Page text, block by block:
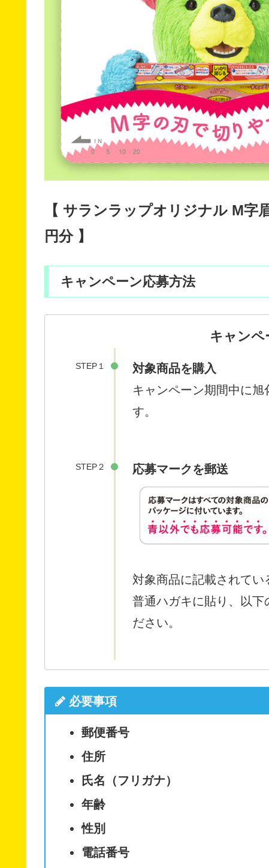
【 サランラップオリジナル M字
円分 】
キャンペーン応募方法
キャンペ
STEP１
対象商品を購入
キャンペーン期間中に
す。
STEP２ 応募マークを郵送
対象商品に記載されてい
普通ハガキに貼り、以下
ださい。
必要事項
郵便番号
住所
氏名（フリガナ）
年齢
性別
電話番号